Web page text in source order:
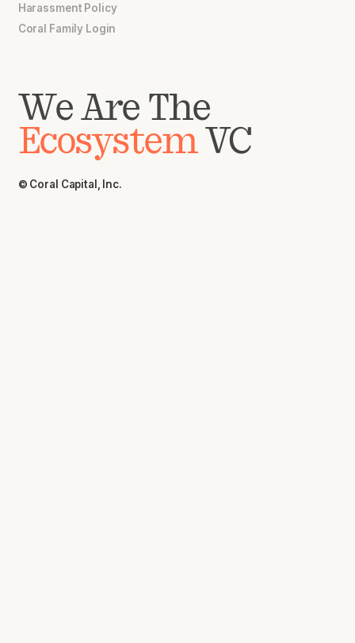
Harassment Policy
Coral Family Login
We Are The
EcosystemVC
© Coral Capital, Inc.